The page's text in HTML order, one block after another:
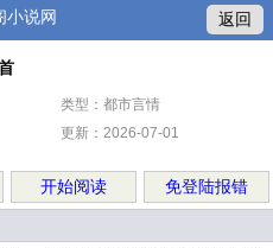
小说网 返回
类型：都市言情
更新：2026-07-01
开始阅读 免登陆报错